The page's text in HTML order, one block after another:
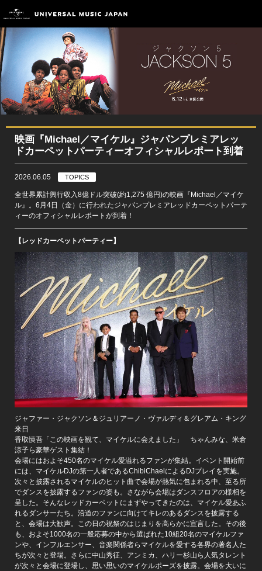
映画『Michael／マイケル』ジャパンプレミアレッ
ドカーペットパーティーオフィシャルレポート到着
2026.06.05 TOPICS
全世界累計興行収入8億ドル突破(約1,275 億円)の映画『Michael／マイケ
ル』。6月4日（金）に行われたジャパンプレミアレッドカーペットパーテ
ィーのオフィシャルレポートが到着！
【レッドカーペットパーティー】
ジャファー・ジャクソン＆ジュリアーノ・ヴァルディ＆グレアム・キング
来日
香取慎吾「この映画を観て、マイケルに会えました」 ちゃんみな、米倉
涼子ら豪華ゲスト集結！
会場にはおよそ450名のマイケル愛溢れるファンが集結。イベント開始前
には、マイケルDJの第一人者であるChibiChaelによるDJプレイを実施。
次々と披露されるマイケルのヒット曲で会場が熱気に包まれる中、至る所
でダンスを披露するファンの姿も。さながら会場はダンスフロアの様相を
呈した。そんなレッドカーペットにまずやってきたのは、マイケル愛あふ
れるダンサーたち。沿道のファンに向けてキレのあるダンスを披露する
と、会場は大歓声。この日の祝祭のはじまりを高らかに宣言した。その後
も、およそ1000名の一般応募の中から選ばれた10組20名のマイケルファ
ンや、インフルエンサー、音楽関係者らマイケルを愛する各界の著名人た
ちが次々と登場。さらに中山秀征、アンミカ、ハリー杉山ら人気タレント
が次々と会場に登場し、思い思いのマイケルポーズを披露。会場を大いに